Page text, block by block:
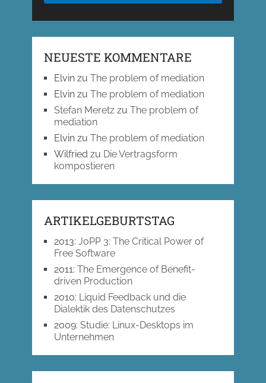
NEUESTE KOMMENTARE
Elvinzu The problem of mediation
Elvinzu The problem of mediation
Stefan Meretzzu The problem of
mediation
Elvinzu The problem of mediation
Wilfried zu Die Vertragsform
kompostieren
ARTIKELGEBURTSTAG
2013: JoPP 3: The Critical Power of
Free Software
2011: The Emergence of Benefit-
driven Production
2010: Liquid Feedback und die
Dialektik des Datenschutzes
2009: Studie: Linux-Desktops im
Unternehmen